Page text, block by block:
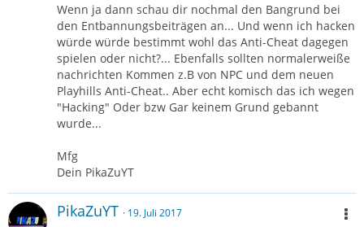
Wenn ja dann schau dir nochmal den Bangrund bei
den Entbannungsbeiträgen an... Und wenn ich hacken
würde würde bestimmt wohl das Anti-Cheat dagegen
spielen oder nicht?... Ebenfalls sollten normalerweiße
nachrichten Kommen z.B von NPC und dem neuen
Playhills Anti-Cheat.. Aber echt komisch das ich wegen
"Hacking" Oder bzw Gar keinem Grund gebannt
wurde...
Mfg
Dein PikaZuYT
PikaZuYT 19. Juli 2017